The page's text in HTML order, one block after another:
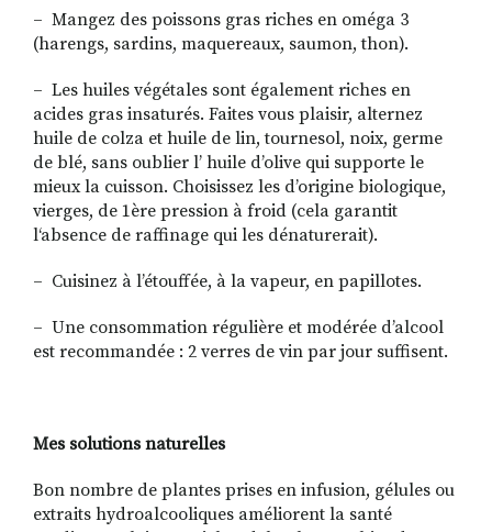
– Mangez des poissons gras riches en oméga 3
(harengs, sardins, maquereaux, saumon, thon).
– Les huiles végétales sont également riches en
acides gras insaturés. Faites vous plaisir, alternez
huile de colza et huile de lin, tournesol, noix, germe
de blé, sans oublier l’ huile d’olive qui supporte le
mieux la cuisson. Choisissez les d’origine biologique,
vierges, de 1ère pression à froid (cela garantit
l‘absence de raffinage qui les dénaturerait).
– Cuisinez à l’étouffée, à la vapeur, en papillotes.
– Une consommation régulière et modérée d’alcool
est recommandée : 2 verres de vin par jour suffisent.
Mes solutions naturelles
Bon nombre de plantes prises en infusion, gélules ou
extraits hydroalcooliques améliorent la santé